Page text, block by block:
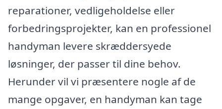
reparationer, vedligeholdelse eller
forbedringsprojekter, kan en professionel
handyman levere skræddersyede
løsninger, der passer til dine behov.
Herunder vil vi præsentere nogle af de
mange opgaver, en handyman kan tage